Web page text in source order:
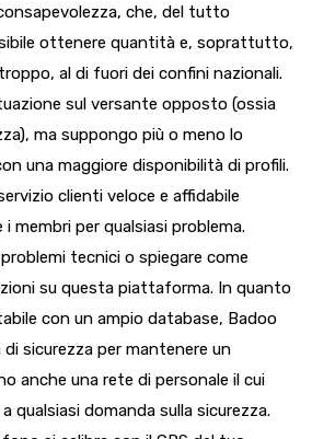
che, del tutto
ottenere quantità e, soprattutto,
al di fuori dei confini nazionali.
sul versante opposto (ossia
ma suppongo più o meno lo
una maggiore disponibilità di profili.
clienti veloce e affidabile
membri per qualsiasi problema.
tecnici o spiegare come
su questa piattaforma. In quanto
con un ampio database, Badoo
sicurezza per mantenere un
anche una rete di personale il cui
qualsiasi domanda sulla sicurezza.